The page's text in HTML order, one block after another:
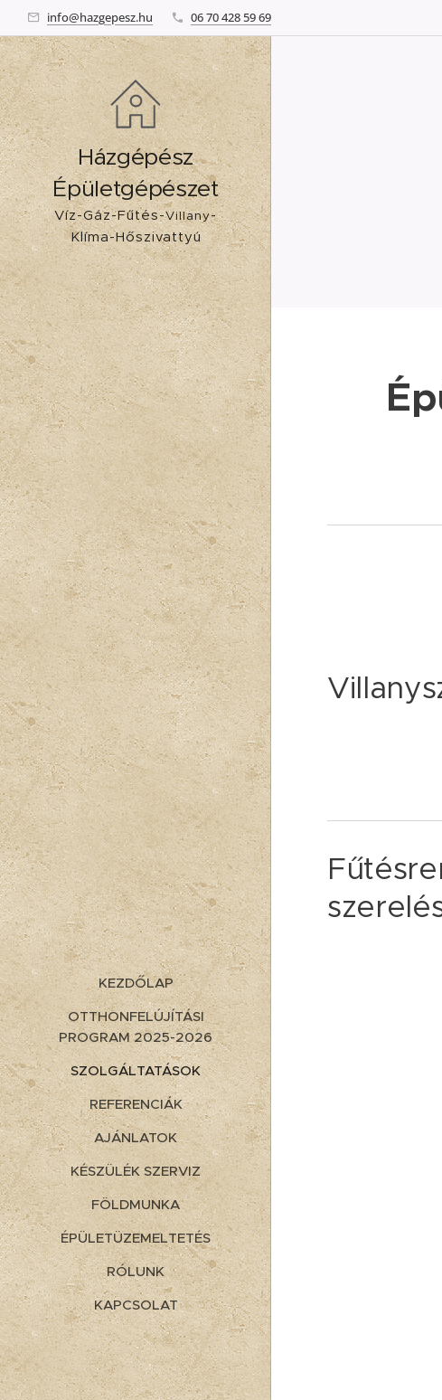
info@hazgepesz.hu 06 70 428 59 69
Házgépész
Épületgépészet
Víz-Gáz-Fűtés-Villany-
Klíma-Hőszivattyú
KEZDŐLAP
OTTHONFELÚJÍTÁSI
PROGRAM 2025-2026
SZOLGÁLTATÁSOK
REFERENCIÁK
AJÁNLATOK
KÉSZÜLÉK SZERVIZ
FÖLDMUNKA
ÉPÜLETÜZEMELTETÉS
RÓLUNK
KAPCSOLAT